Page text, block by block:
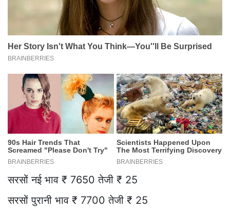
सरसों नई भाव ₹ 7650 तेजी ₹ 25
सरसों पुरानी भाव ₹ 7700 तेजी ₹ 25